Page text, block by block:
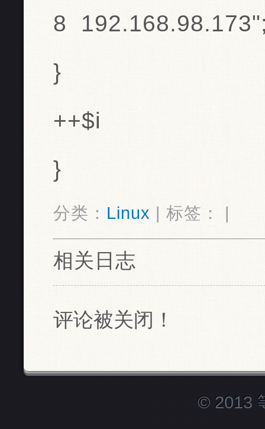
8
}
++$i
}
分类： Linux | 标签： |
相关日志
评论被关闭！
© 2013